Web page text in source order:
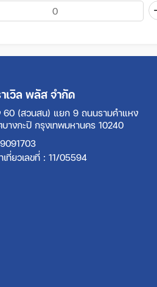
เวิล พลัส จำกัด
60 (สวนสน) แยก 9 ถนนรามคำแหง
บางกะปิ กรุงเทพมหานคร 10240
ที่ยวเลขที่ : 11/05594